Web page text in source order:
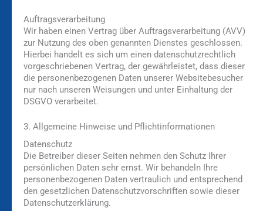
Auftragsverarbeitung
Wir haben einen Vertrag über Auftragsverarbeitung (AVV)
zur Nutzung des oben genannten Dienstes geschlossen.
Hierbei handelt es sich um einen datenschutzrechtlich
vorgeschriebenen Vertrag, der gewährleistet, dass dieser
die personenbezogenen Daten unserer Websitebesucher
nur nach unseren Weisungen und unter Einhaltung der
DSGVO verarbeitet.
3. Allgemeine Hinweise und Pflicht­informationen
Datenschutz
Die Betreiber dieser Seiten nehmen den Schutz Ihrer
persönlichen Daten sehr ernst. Wir behandeln Ihre
personenbezogenen Daten vertraulich und entsprechend
den gesetzlichen Datenschutzvorschriften sowie dieser
Datenschutzerklärung.